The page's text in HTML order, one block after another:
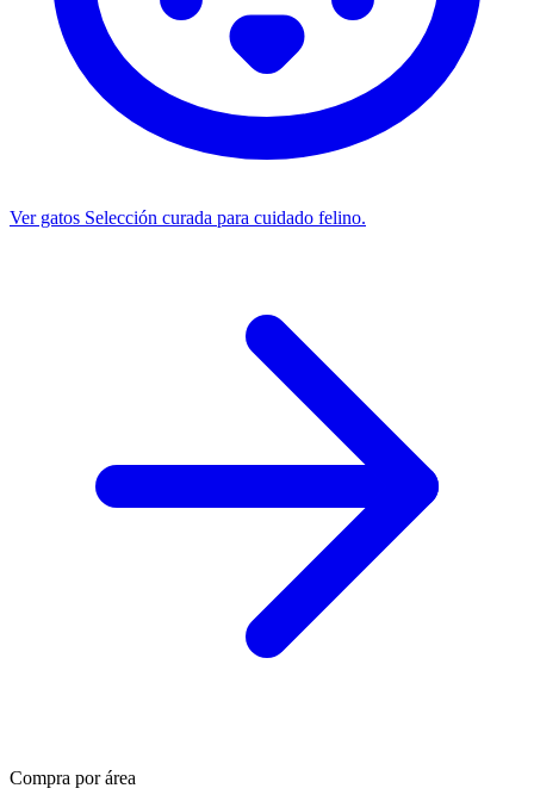
Ver gatos Selección curada para cuidado felino.
Compra por área